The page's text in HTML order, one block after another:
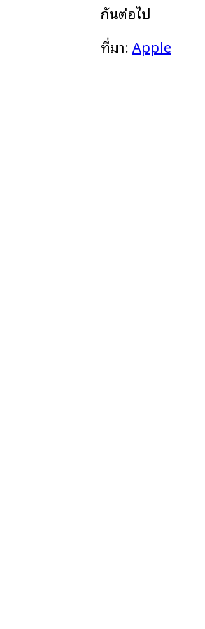
กันต่อไป
ที่มา:Apple